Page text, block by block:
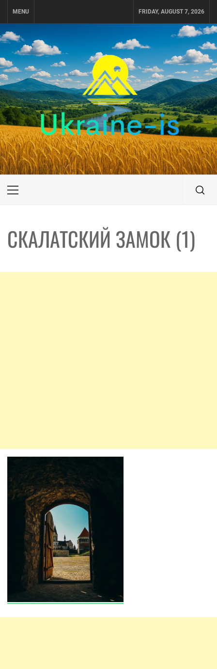
MENU FRIDAY, AUGUST 7, 2026
UKRAINE-IS
ПУТЕШЕСТВИЕ ПО УКРАИНЕ
Primary
СКАЛАТСКИЙ ЗАМОК (1)